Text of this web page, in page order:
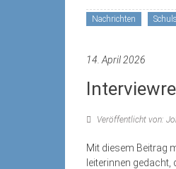
Nachrichten
14. April 2026
Veröffentlicht von:
Mit diesem Beitrag
leiterinnen